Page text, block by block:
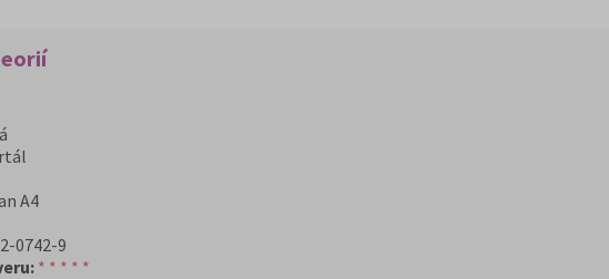
A4
0742-9
* * * * *